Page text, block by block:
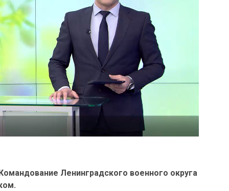
Ленинградского военного округа